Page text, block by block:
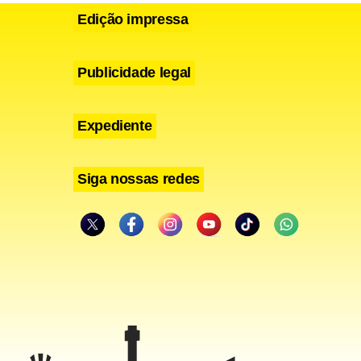
mas
o
Edição impressa
Publicidade legal
Expediente
Siga nossas redes